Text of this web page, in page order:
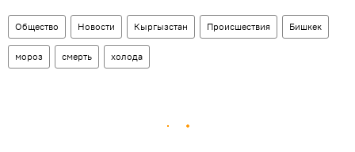
Общество Новости Кыргызстан Происшествия Бишкек
мороз смерть холода